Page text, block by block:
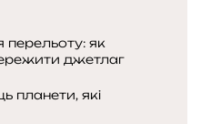
перельоту: як
джетлаг
планети, які